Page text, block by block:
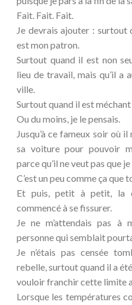
Fait. Fait. Fait.
Je devrais ajouter : surtout
est mon patron.
Surtout quand il est non
lieu de travail, mais qu’il a
ville.
Surtout quand il est
Ou du moins, je le pensais.
Jusqu’à ce fameux soir où
sa voiture pour pouvoir
parce qu’il ne veut pas que
C’est un peu comme ça que
Et puis, petit à petit, la
commencé à se fissurer.
Je ne m’attendais pas à
personne qui semblait
Je n’étais pas censée
rebelle, surtout quand il a
vouloir franchir cette limite
Lorsque les températures